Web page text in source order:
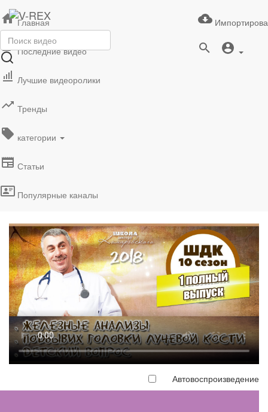
Главная
Последние видео
Лучшие видеоролики
Тренды
категории
Статьи
Популярные каналы
Автовоспроизведение